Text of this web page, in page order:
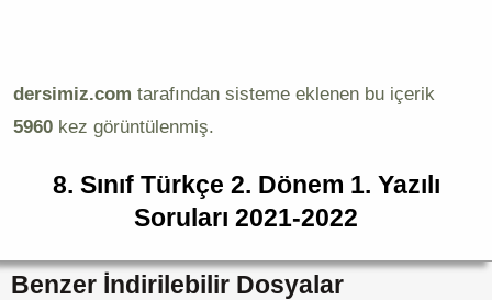
dersimiz.com tarafından sisteme eklenen bu içerik
5960 kez görüntülenmiş.
8. Sınıf Türkçe 2. Dönem 1. Yazılı
Soruları 2021-2022
Benzer İndirilebilir Dosyalar